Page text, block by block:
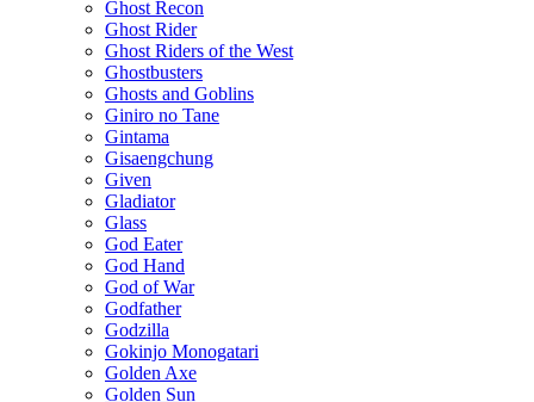
Ghost Recon
Ghost Rider
Ghost Riders of the West
Ghostbusters
Ghosts and Goblins
Giniro no Tane
Gintama
Gisaengchung
Given
Gladiator
Glass
God Eater
God Hand
God of War
Godfather
Godzilla
Gokinjo Monogatari
Golden Axe
Golden Sun